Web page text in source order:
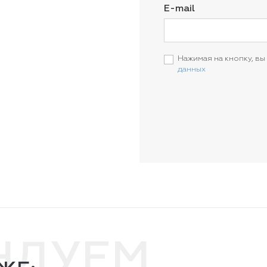
E-mail
Нажимая на кнопку,
данных